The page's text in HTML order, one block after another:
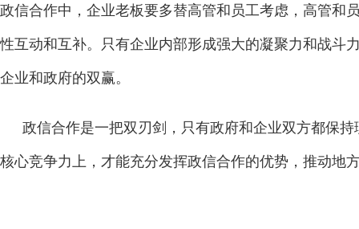
政信合作中，企业老板要多替高管和员工考虑，高管和
性互动和互补。只有企业内部形成强大的凝聚力和战斗
企业和政府的双赢。
政信合作是一把双刃剑，只有政府和企业双方都保
核心竞争力上，才能充分发挥政信合作的优势，推动地